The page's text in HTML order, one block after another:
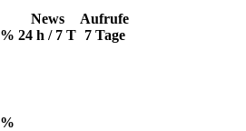
%
News
24 h / 7 T
Aufrufe
7 Tage
%